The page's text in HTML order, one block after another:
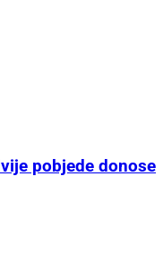
pobjede donose